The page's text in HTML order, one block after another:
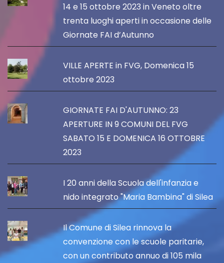
14 e 15 ottobre 2023 in Veneto oltre
trenta luoghi aperti in occasione delle
Giornate FAI d’Autunno
VILLE APERTE in FVG, Domenica 15
ottobre 2023
GIORNATE FAI D'AUTUNNO: 23
APERTURE IN 9 COMUNI DEL FVG
SABATO 15 E DOMENICA 16 OTTOBRE
2023
I 20 anni della Scuola dell'infanzia e
nido integrato "Maria Bambina" di Silea
Il Comune di Silea rinnova la
convenzione con le scuole paritarie,
con un contributo annuo di 105 mila